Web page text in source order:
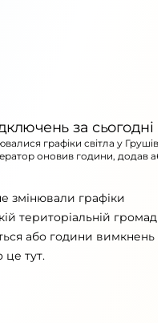
за сьогодні
графіки світла у
оновив години, додав
змінювали графіки
територіальній
або години вимкнень
це тут.